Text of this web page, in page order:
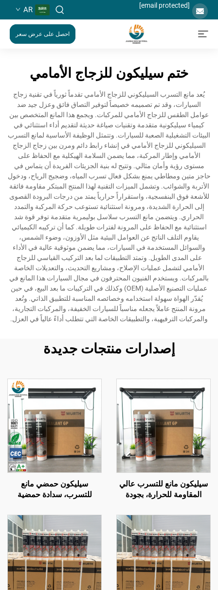
[email protected]
AR
احصل على عرض سعر
ختم سيليكون للزجاج الأمامي
يُعد مانع التسرب السيليكوني للزجاج الأمامي تقدماً ثورياً في تقنية زجاج
السيارات، وقد تم تصميمه خصيصاً لتوفير التصاق فائق وعزل جيد ضد
عوامل الطقس للزجاج الأمامي للمركبات. ويجمع هذا المانع المتخصص بين
كيمياء سيليكونية متقدمة وتقنيات صياغة حديثة لتقديم أداء استثنائي في
البيئات التشغيلية الصعبة للسيارات. وتتمثل الوظيفة الأساسية لمانع التسرب
السيليكوني للزجاج الأمامي في إنشاء رابط دائم ومرن بين زجاج الزجاج
الأمامي وإطار المركبة، مما يضمن السلامة الهيكلية مع الحفاظ على
مستوى رؤية وأمان مثالي. وتتيح له بنية الجزيئات الفريدة أن يتماس في
حاجز متين ومطاطي يمنع بشكل فعال تسرب المياه، وضجيج الرياح، ودخول
الأتربة والشوائب. وتشمل الميزات التقنية لهذا المنتج المبتكر مقاومة فائقة
للأشعة فوق البنفسجية، واستقراراً حرارياً يمتد من درجات البرودة القصوى
إلى الحرارة الشديدة، ومرونة استثنائية تستوعب حركة المركبة والتمدد
الحراري. ويتضمن مانع التسرب سلاسل بوليمرية متقدمة توفر قوة شد
استثنائية مع الحفاظ على المرونة لفترات طويلة. كما أن تركيبه الكيميائي
يقاوم التلف الناتج عن العوامل البيئية مثل الأوزون، وضوء الشمس،
والسوائل المستخدمة في السيارات، مما يضمن موثوقية عالية في الأداء
على المدى الطويل. وتمتد التطبيقات لما بعد التركيب القياسي للزجاج
الأمامي لتشمل عمليات الإصلاح، ومشاريع التحديث، والتعديلات الخاصة
بالمركبات. ويستخدم الفنيون المحترفون في مجال السيارات هذا المانع في
عمليات التصنيع الأصلية (OEM) وكذلك في التركيبات ما بعد البيع، في حين
يُقدّر الهواة سهولة استخدامه وخصائصه المناسبة للتطبيق الذاتي. وتُعد
مرونة المنتج عاملاً يجعله مناسباً للسيارات الخفيفة، والمركبات التجارية،
والمركبات الترفيهية، والتطبيقات الخاصة التي تتطلب أداءً عالياً في العزل.
إصدارات منتجات جديدة
سيليكون مانع للتسرب عالي
المقاومة للحرارة، بجودة
ومقاوم للماء، أبيض نقي
سيليكون حمضي مانع
للتسرب، سدادة حمضية
حمضي عام